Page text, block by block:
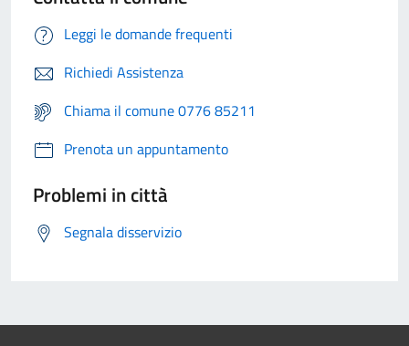
Leggi le domande frequenti
Richiedi Assistenza
Chiama il comune 0776 85211
Prenota un appuntamento
Problemi in città
Segnala disservizio